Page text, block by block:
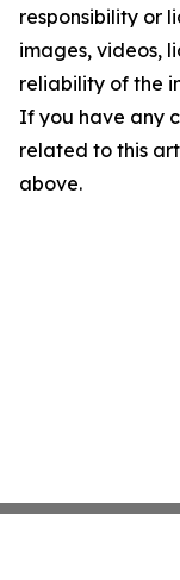
responsibility or
images, videos,
reliability of the
If you have any
related to this
above.